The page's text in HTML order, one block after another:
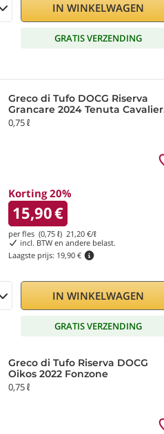
IN WINKELWAGEN
GRATIS VERZENDING
Greco di Tufo DOCG Riserva
Grancare 2024 Tenuta Cavalier
Pepe
0,75 ℓ
Korting 20%
15,90€
per fles (0,75 ℓ) 21,20 €/ℓ
incl. BTW en andere belast.
Laagste prijs: 19,90 €
IN WINKELWAGEN
GRATIS VERZENDING
Greco di Tufo Riserva DOCG
Oikos 2022 Fonzone
0,75 ℓ